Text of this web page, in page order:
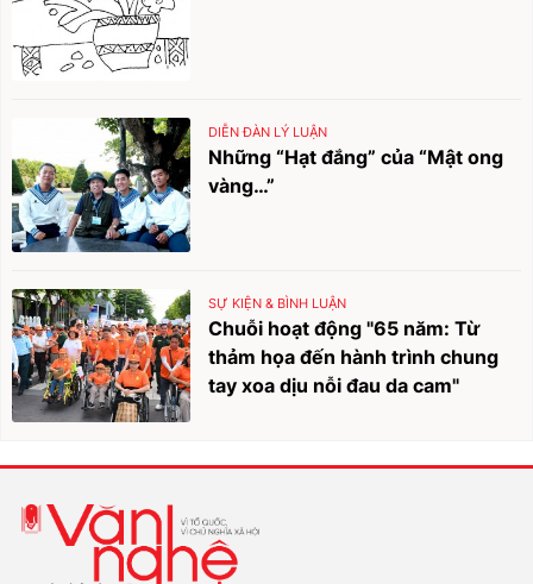
DIỄN ĐÀN LÝ LUẬN
Những “Hạt đắng” của “Mật ong
vàng…”
SỰ KIỆN & BÌNH LUẬN
Chuỗi hoạt động "65 năm: Từ
thảm họa đến hành trình chung
tay xoa dịu nỗi đau da cam"